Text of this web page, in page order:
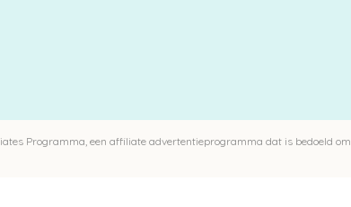
Programma, een affiliate advertentieprogramma dat is bedoeld